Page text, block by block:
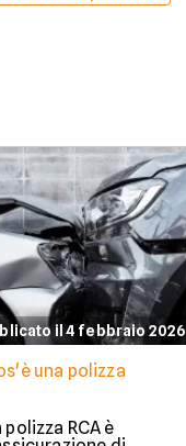
il 4 febbraio 2026
una polizza
polizza RCA è